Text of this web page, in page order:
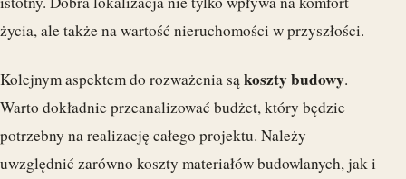
życia, ale także na wartość nieruchomości w przyszłości.
Kolejnym aspektem do rozważenia sąkoszty budowy.
Warto dokładnie przeanalizować budżet, który będzie
potrzebny na realizację całego projektu. Należy
uwzględnić zarówno koszty materiałów budowlanych, jak i